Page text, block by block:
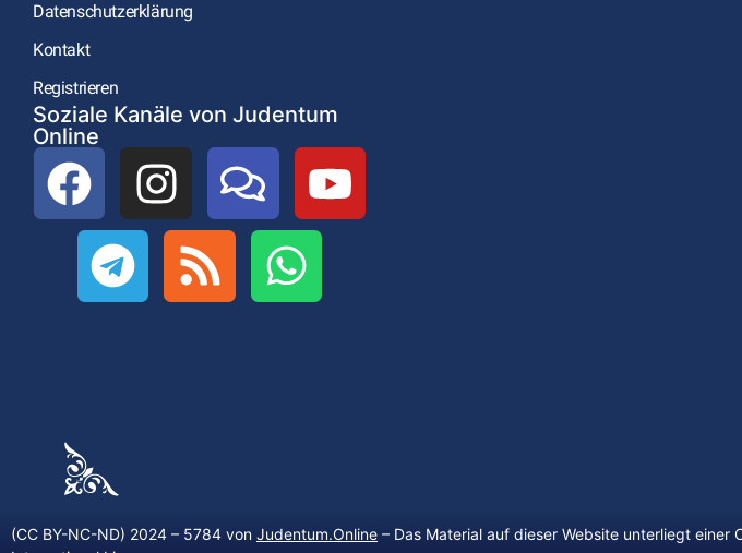
Datenschutzerklärung
Kontakt
Registrieren
Soziale Kanäle von Judentum
Online
(CC BY-NC-ND) 2024 – 5784 von Judentum.Online – Das Material auf dieser Website unterliegt einer